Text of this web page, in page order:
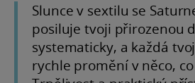
Slunce v sextilu se
posiluje tvoji přirozenou
systematicky, a každá
rychle promění v něco,